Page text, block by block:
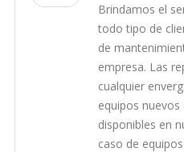
Brindamos el
todo tipo de
de
empresa. Las
cualquier
equipos
disponibles en
caso de